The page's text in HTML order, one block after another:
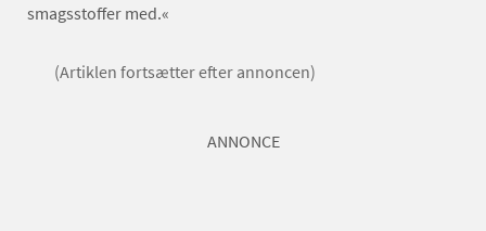
smagsstoffer med.«
(Artiklen fortsætter efter annoncen)
ANNONCE